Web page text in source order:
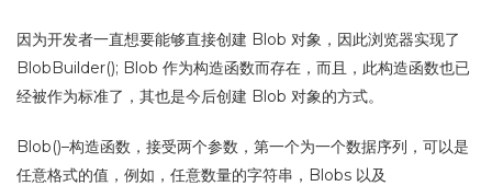
因为开发者一直想要能够直接创建 Blob 对象，因此浏览器实现了
BlobBuilder(); Blob 作为构造函数而存在，而且，此构造函数也已
经被作为标准了，其也是今后创建 Blob 对象的方式。
Blob()–构造函数，接受两个参数，第一个为一个数据序列，可以是
任意格式的值，例如，任意数量的字符串，Blobs 以及